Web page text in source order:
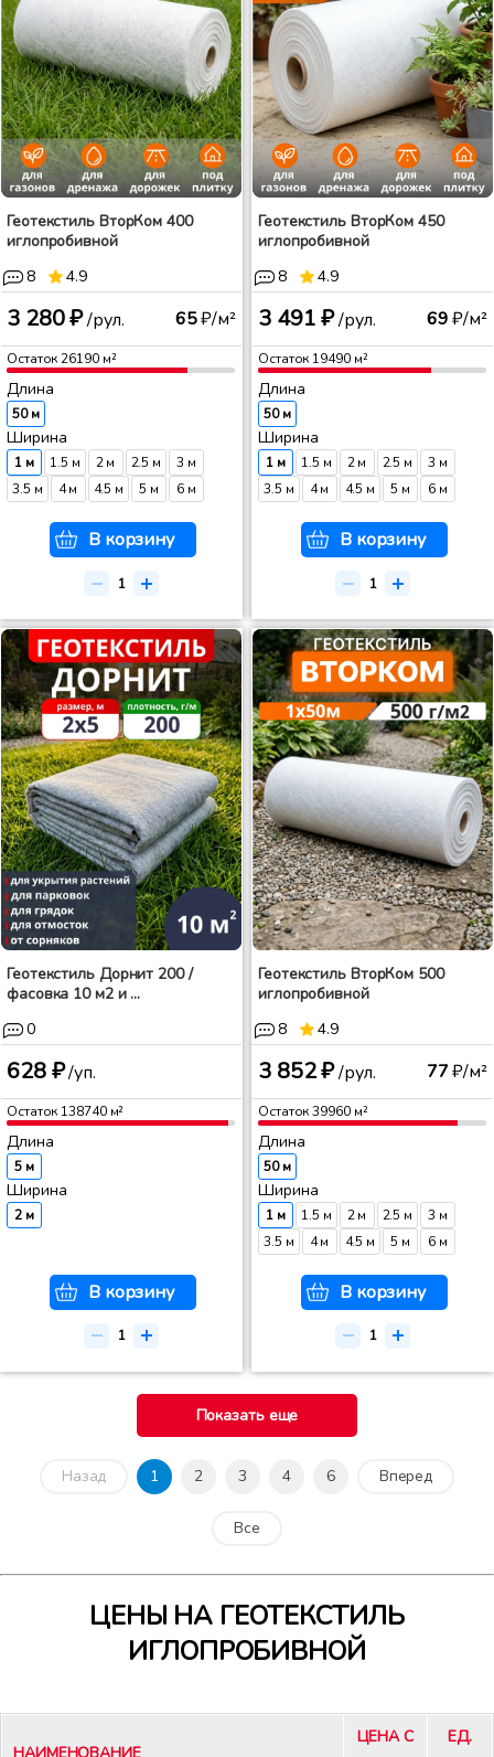
Геотекстиль ВторКом 400
иглопробивной
8
4.9
3 280 ₽/рул. 65₽/м²
Остаток26190м²
Длина
50 м
Ширина
1 м 1.5 м 2 м 2.5 м
3 м
3.5 м
4 м 4.5 м 5 м 6 м
В корзину
Геотекстиль ВторКом 450
иглопробивной
8
4.9
3 491 ₽/рул. 69₽/м²
Остаток 19490м²
Длина
50 м
Ширина
1 м 1.5 м 2 м 2.5 м
3 м
3.5 м
4 м 4.5 м 5 м 6 м
В корзину
Геотекстиль Дорнит 200 /
фасовка 10 м2 и ...
0
628 ₽/уп.
Остаток 138740м²
Длина
5 м
Ширина
2 м
В корзину
Геотекстиль ВторКом 500
иглопробивной
8
4.9
3 852 ₽/рул. 77₽/м²
Остаток39960м²
Длина
50 м
Ширина
1 м 1.5 м 2 м 2.5 м
3 м
3.5 м
4 м 4.5 м 5 м 6 м
В корзину
Показать еще
Назад 1 2 3 4 6 Вперед
Все
ЦЕНЫ НА ГЕОТЕКСТИЛЬ
ИГЛОПРОБИВНОЙ
ЦЕНА С ЕД.